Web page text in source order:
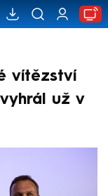
vítězství
už v